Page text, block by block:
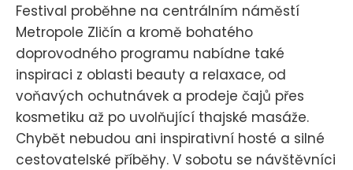
Festival proběhne na centrálním náměstí
Metropole Zličín a kromě bohatého
doprovodného programu nabídne také
inspiraci z oblasti beauty a relaxace, od
voňavých ochutnávek a prodeje čajů přes
kosmetiku až po uvolňující thajské masáže.
Chybět nebudou ani inspirativní hosté a silné
cestovatelské příběhy. V sobotu se návštěvníci